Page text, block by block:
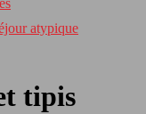
atypique
tipis